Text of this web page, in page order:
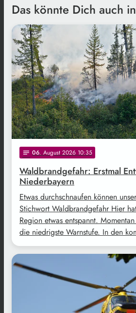
Das könnte Dich auch
notes 06. August 2026 10:35
Waldbrandgefahr: Erstmal
Niederbayern
Etwas durchschnaufen können
Stichwort Waldbrandgefahr Hier
Region etwas entspannt.
die niedrigste Warnstufe. In den